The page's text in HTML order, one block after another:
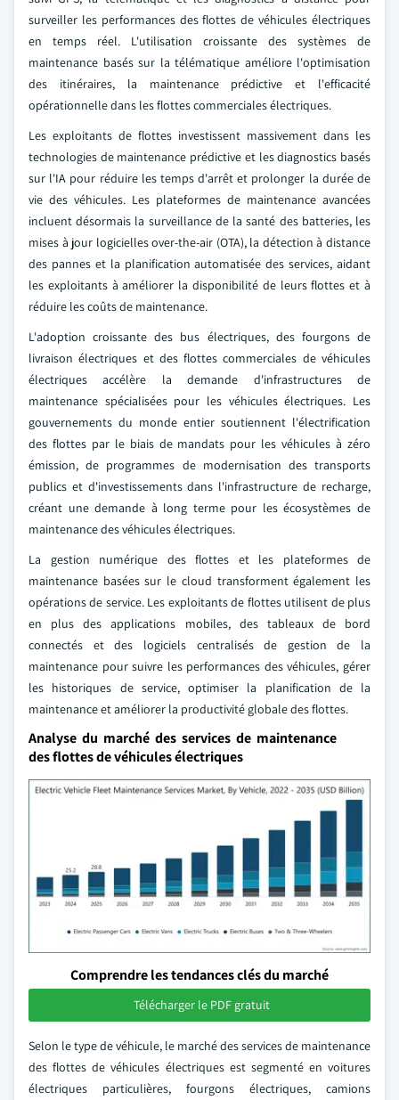
surveiller les performances des flottes de véhicules électriques
en temps réel. L'utilisation croissante des systèmes de
maintenance basés sur la télématique améliore l'optimisation
des itinéraires, la maintenance prédictive et l'efficacité
opérationnelle dans les flottes commerciales électriques.
Les exploitants de flottes investissent massivement dans les
technologies de maintenance prédictive et les diagnostics basés
sur l'IA pour réduire les temps d'arrêt et prolonger la durée de
vie des véhicules. Les plateformes de maintenance avancées
incluent désormais la surveillance de la santé des batteries, les
mises à jour logicielles over-the-air (OTA), la détection à distance
des pannes et la planification automatisée des services, aidant
les exploitants à améliorer la disponibilité de leurs flottes et à
réduire les coûts de maintenance.
L'adoption croissante des bus électriques, des fourgons de
livraison électriques et des flottes commerciales de véhicules
électriques accélère la demande d'infrastructures de
maintenance spécialisées pour les véhicules électriques. Les
gouvernements du monde entier soutiennent l'électrification
des flottes par le biais de mandats pour les véhicules à zéro
émission, de programmes de modernisation des transports
publics et d'investissements dans l'infrastructure de recharge,
créant une demande à long terme pour les écosystèmes de
maintenance des véhicules électriques.
La gestion numérique des flottes et les plateformes de
maintenance basées sur le cloud transforment également les
opérations de service. Les exploitants de flottes utilisent de plus
en plus des applications mobiles, des tableaux de bord
connectés et des logiciels centralisés de gestion de la
maintenance pour suivre les performances des véhicules, gérer
les historiques de service, optimiser la planification de la
maintenance et améliorer la productivité globale des flottes.
Analyse du marché des services de maintenance
des flottes de véhicules électriques
Comprendre les tendances clés du marché
Télécharger le PDF gratuit
Selon le type de véhicule, le marché des services de maintenance
des flottes de véhicules électriques est segmenté en voitures
électriques particulières, fourgons électriques, camions